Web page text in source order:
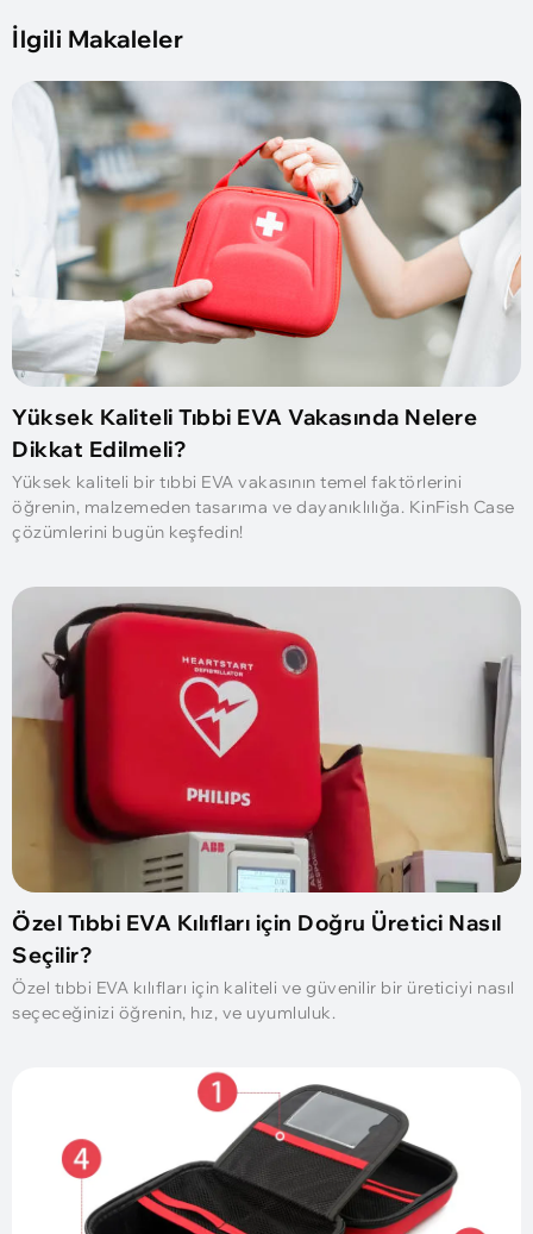
İlgili Makaleler
Yüksek Kaliteli Tıbbi EVA Vakasında Nelere
Dikkat Edilmeli?
Yüksek kaliteli bir tıbbi EVA vakasının temel faktörlerini
öğrenin, malzemeden tasarıma ve dayanıklılığa. KinFish Case
çözümlerini bugün keşfedin!
Özel Tıbbi EVA Kılıfları için Doğru Üretici Nasıl
Seçilir?
Özel tıbbi EVA kılıfları için kaliteli ve güvenilir bir üreticiyi nasıl
seçeceğinizi öğrenin, hız, ve uyumluluk.